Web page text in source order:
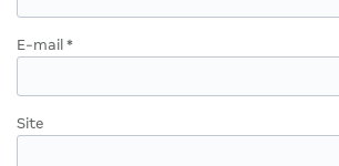
E-mail *
Site